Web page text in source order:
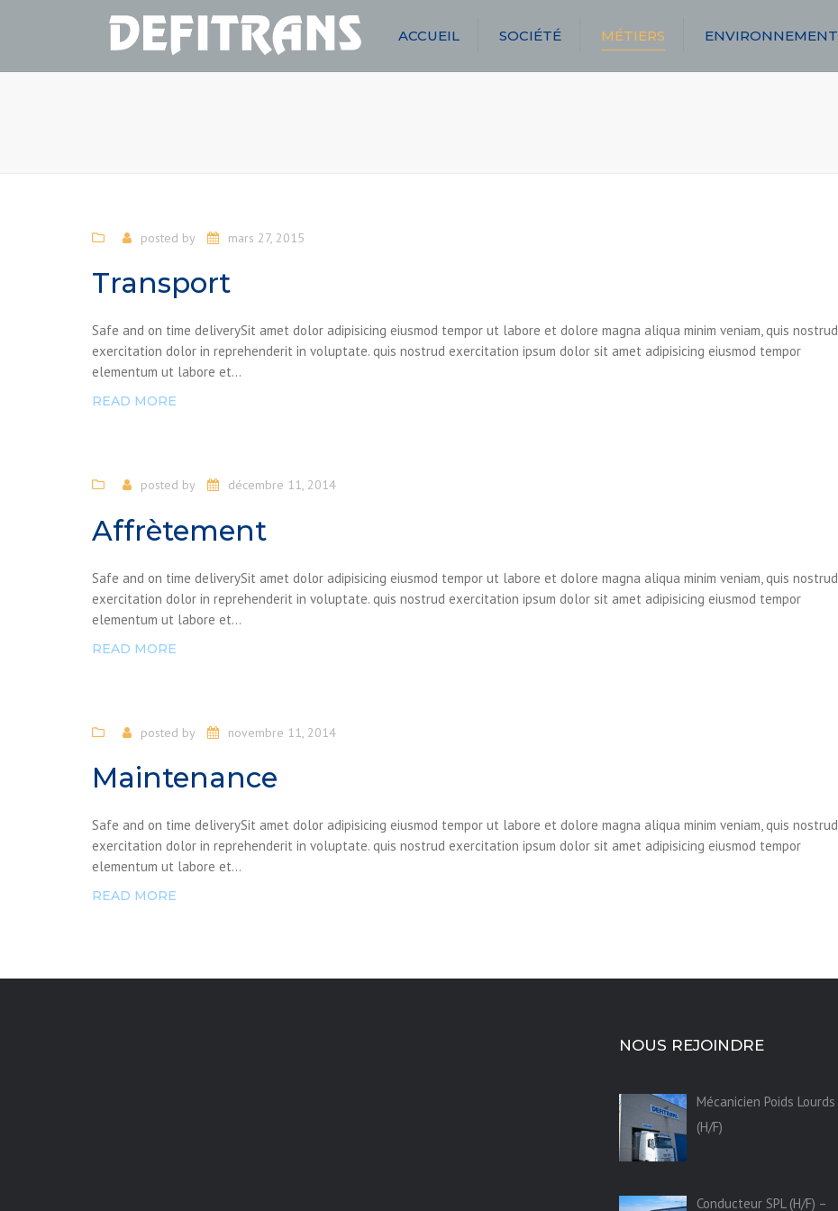
ACCUEIL SOCIÉTÉ MÉTIERS ENVIRONNEMENT
posted by mars 27, 2015
Transport
Safe and on time deliverySit amet dolor adipisicing eiusmod tempor ut labore et dolore magna aliqua minim veniam, quis nostrud
exercitation dolor in reprehenderit in voluptate. quis nostrud exercitation ipsum dolor sit amet adipisicing eiusmod tempor
elementum ut labore et...
READ MORE
posted by décembre 11, 2014
Affrètement
Safe and on time deliverySit amet dolor adipisicing eiusmod tempor ut labore et dolore magna aliqua minim veniam, quis nostrud
exercitation dolor in reprehenderit in voluptate. quis nostrud exercitation ipsum dolor sit amet adipisicing eiusmod tempor
elementum ut labore et...
READ MORE
posted by novembre 11, 2014
Maintenance
Safe and on time deliverySit amet dolor adipisicing eiusmod tempor ut labore et dolore magna aliqua minim veniam, quis nostrud
exercitation dolor in reprehenderit in voluptate. quis nostrud exercitation ipsum dolor sit amet adipisicing eiusmod tempor
elementum ut labore et...
READ MORE
NOUS REJOINDRE
Mécanicien Poids Lourds
(H/F)
Conducteur SPL (H/F) –